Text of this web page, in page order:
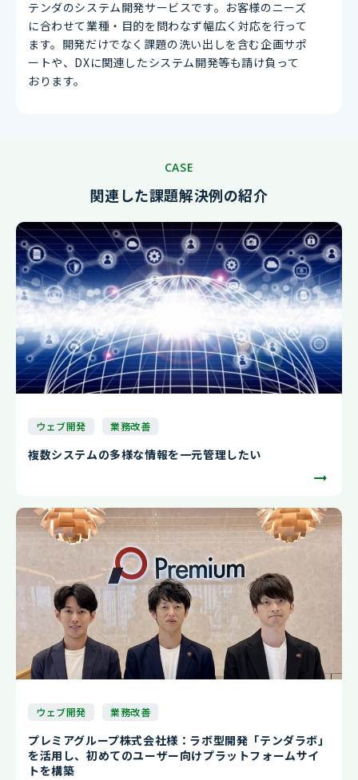
テンダのシステム開発サービスです。お客様のニーズ
に合わせて業種・目的を問わなず幅広く対応を行って
ます。開発だけでなく課題の洗い出しを含む企画サポ
ートや、DXに関連したシステム開発等も請け負って
おります。
CASE
関連した課題解決例の紹介
ウェブ開発 業務改善
複数システムの多様な情報を一元管理したい
ウェブ開発 業務改善
プレミアグループ株式会社様：ラボ型開発「テンダラボ」
を活用し、初めてのユーザー向けプラットフォームサイ
トを構築